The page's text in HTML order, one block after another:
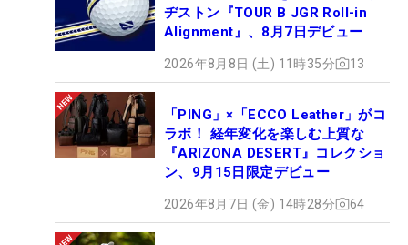
ヂストン『TOUR B JGR Roll-in
Alignment』、8月7日デビュー
2026年8月8日 (土) 11時35分 13
「PING」×「ECCO Leather」がコ
ラボ！ 経年変化を楽しむ上質な
『ARIZONA DESERT』コレクショ
ン、9月15日限定デビュー
2026年8月7日 (金) 14時28分 64